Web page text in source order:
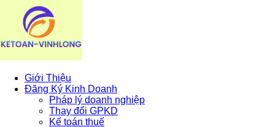
Giới Thiệu
Đăng Ký Kinh Doanh
Pháp lý doanh nghiệp
Thay đổi GPKD
Kế toán thuế